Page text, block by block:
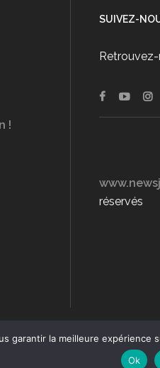
!
SUIVEZ-
réservés
garantir la meilleure
Ok